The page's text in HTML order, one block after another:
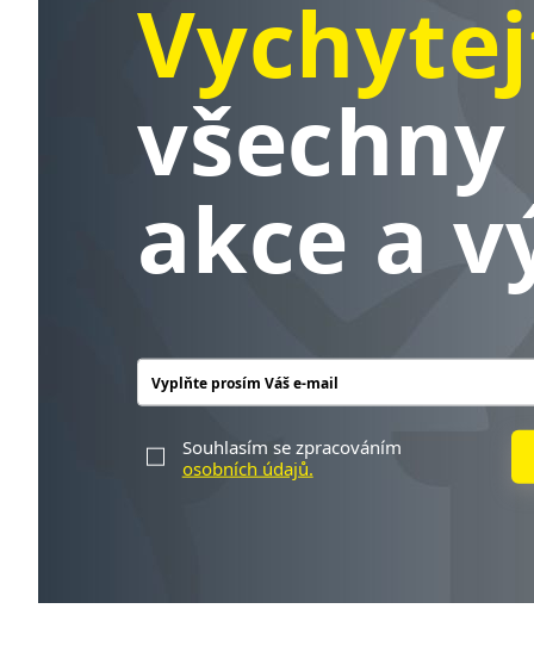
akce a
Souhlasím se zpracováním
osobních údajů.